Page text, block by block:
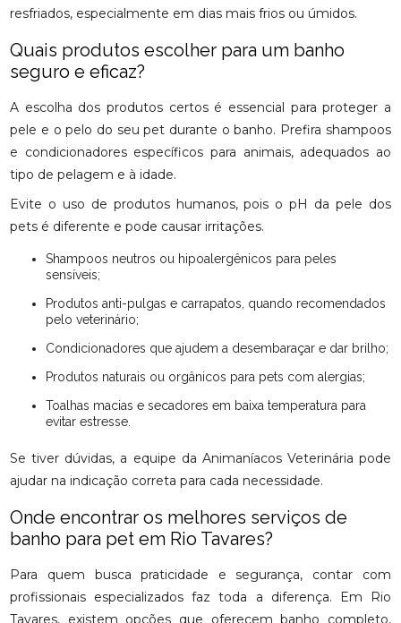
resfriados, especialmente em dias mais frios ou úmidos.
Quais produtos escolher para um banho
seguro e eficaz?
A escolha dos produtos certos é essencial para proteger a
pele e o pelo do seu pet durante o banho. Prefira shampoos
e condicionadores específicos para animais, adequados ao
tipo de pelagem e à idade.
Evite o uso de produtos humanos, pois o pH da pele dos
pets é diferente e pode causar irritações.
Shampoos neutros ou hipoalergênicos para peles
sensíveis;
Produtos anti-pulgas e carrapatos, quando recomendados
pelo veterinário;
Condicionadores que ajudem a desembaraçar e dar brilho;
Produtos naturais ou orgânicos para pets com alergias;
Toalhas macias e secadores em baixa temperatura para
evitar estresse.
Se tiver dúvidas, a equipe da Animaníacos Veterinária pode
ajudar na indicação correta para cada necessidade.
Onde encontrar os melhores serviços de
banho para pet em Rio Tavares?
Para quem busca praticidade e segurança, contar com
profissionais especializados faz toda a diferença. Em Rio
Tavares, existem opções que oferecem banho completo,